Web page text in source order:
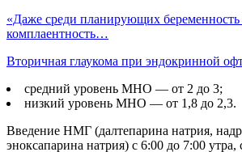
«Даже среди планирующих
комплаентность…
Вторичная глаукома при эндокринной
средний уровень МНО — от 2 до 3;
низкий уровень МНО — от 1,8 до 2,3.
Введение НМГ (далтепарина натрия,
эноксапарина натрия) с 6:00 до 7:00 утра,